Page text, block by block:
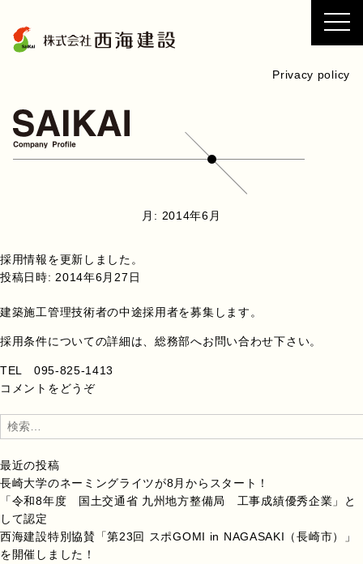
Privacy policy
月: 2014年6月
採用情報を更新しました。
投稿日時: 2014年6月27日
建築施工管理技術者の中途採用者を募集します。
採用条件についての詳細は、総務部へお問い合わせ下さい。
TEL 095-825-1413
コメントをどうぞ
検
索:
最近の投稿
長崎大学のネーミングライツが8月からスタート！
「令和8年度 国土交通省 九州地方整備局 工事成績優秀企業」と
して認定
西海建設特別協賛「第23回 スポGOMI in NAGASAKI（長崎市）」
を開催しました！